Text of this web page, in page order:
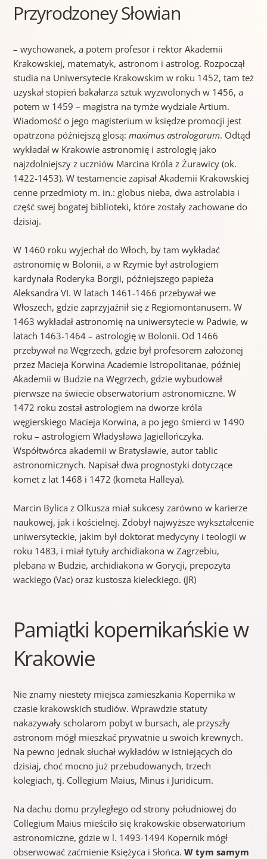
Przyrodzoney Słowian
– wychowanek, a potem profesor i rektor Akademii
Krakowskiej, matematyk, astronom i astrolog. Rozpoczął
studia na Uniwersytecie Krakowskim w roku 1452, tam też
uzyskał stopień bakałarza sztuk wyzwolonych w 1456, a
potem w 1459 – magistra na tymże wydziale Artium.
Wiadomość o jego magisterium w księdze promocji jest
opatrzona późniejszą glosą: maximus astrologorum. Odtąd
wykładał w Krakowie astronomię i astrologię jako
najzdolniejszy z uczniów Marcina Króla z Żurawicy (ok.
1422-1453). W testamencie zapisał Akademii Krakowskiej
cenne przedmioty m. in.: globus nieba, dwa astrolabia i
część swej bogatej biblioteki, które zostały zachowane do
dzisiaj.
W 1460 roku wyjechał do Włoch, by tam wykładać
astronomię w Bolonii, a w Rzymie był astrologiem
kardynała Roderyka Borgii, późniejszego papieża
Aleksandra VI. W latach 1461-1466 przebywał we
Włoszech, gdzie zaprzyjaźnił się z Regiomontanusem. W
1463 wykładał astronomię na uniwersytecie w Padwie, w
latach 1463-1464 – astrologię w Bolonii. Od 1466
przebywał na Węgrzech, gdzie był profesorem założonej
przez Macieja Korwina Academie Istropolitanae, później
Akademii w Budzie na Węgrzech, gdzie wybudował
pierwsze na świecie obserwatorium astronomiczne. W
1472 roku został astrologiem na dworze króla
węgierskiego Macieja Korwina, a po jego śmierci w 1490
roku – astrologiem Władysława Jagiellończyka.
Współtwórca akademii w Bratysławie, autor tablic
astronomicznych. Napisał dwa prognostyki dotyczące
komet z lat 1468 i 1472 (kometa Halleya).
Marcin Bylica z Olkusza miał sukcesy zarówno w karierze
naukowej, jak i kościelnej. Zdobył najwyższe wykształcenie
uniwersyteckie, jakim był doktorat medycyny i teologii w
roku 1483, i miał tytuły archidiakona w Zagrzebiu,
plebana w Budzie, archidiakona w Gorycji, prepozyta
wackiego (Vac) oraz kustosza kieleckiego. (JR)
Pamiątki kopernikańskie w
Krakowie
Nie znamy niestety miejsca zamieszkania Kopernika w
czasie krakowskich studiów. Wprawdzie statuty
nakazywały scholarom pobyt w bursach, ale przyszły
astronom mógł mieszkać prywatnie u swoich krewnych.
Na pewno jednak słuchał wykładów w istniejących do
dzisiaj, choć mocno już przebudowanych, trzech
kolegiach, tj. Collegium Maius, Minus i Juridicum.
Na dachu domu przyległego od strony południowej do
Collegium Maius mieściło się krakowskie obserwatorium
astronomiczne, gdzie w l. 1493-1494 Kopernik mógł
obserwować zaćmienie Księżyca i Słońca. W tym samym